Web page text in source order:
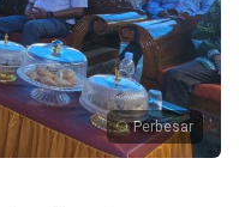
Perbesar